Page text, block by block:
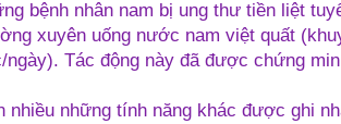
bệnh nhân nam bị ung thư tiền liệt
xuyên uống nước nam việt quất
ngày). Tác động này đã được chứng
nhiều những tính năng khác được ghi